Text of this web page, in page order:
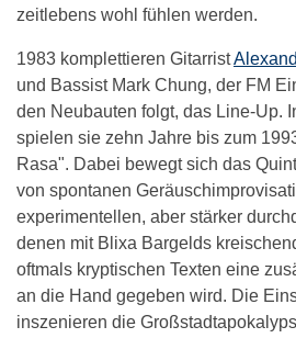
zeitlebens wohl fühlen werden.
1983 komplettieren Gitarrist
und Bassist Mark Chung, der FM
den Neubauten folgt, das Line-Up.
spielen sie zehn Jahre bis zum
Rasa". Dabei bewegt sich das
von spontanen
experimentellen, aber stärker
denen mit Blixa Bargelds
oftmals kryptischen Texten eine
an die Hand gegeben wird. Die
inszenieren die